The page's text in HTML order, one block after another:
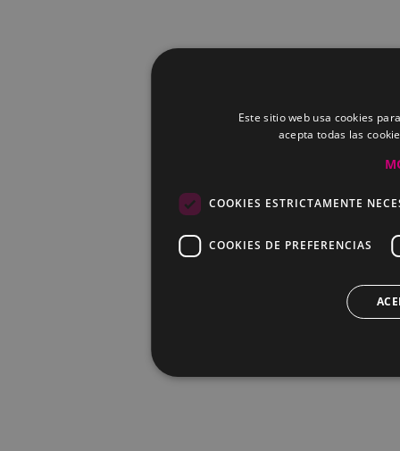
Este sitio web usa cookies
acepta todas las
COOKIES ESTRICTAMENTE
COOKIES DE PREFERENCIAS